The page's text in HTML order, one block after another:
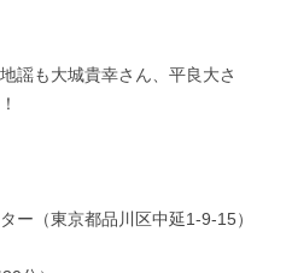
謡も大城貴幸さん、平良大さ
ー（東京都品川区中延1-9-15）